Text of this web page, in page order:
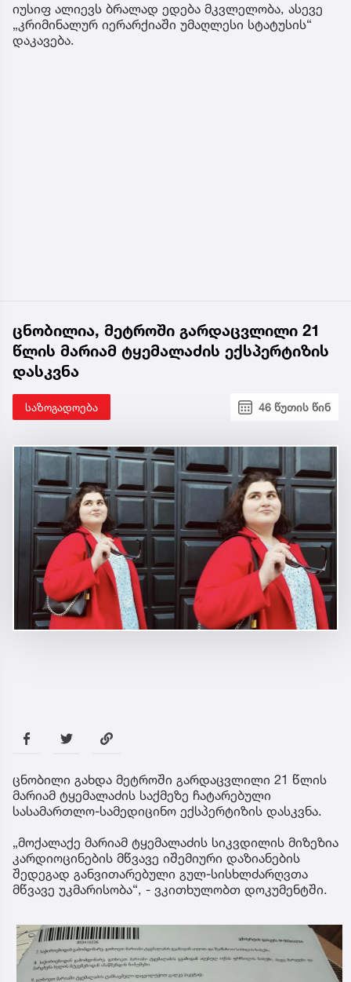
იუსიფ ალიევს ბრალად ედება მკვლელობა, ასევე
„კრიმინალურ იერარქიაში უმაღლესი სტატუსის“
დაკავება.
ცნობილია, მეტროში გარდაცვლილი 21
წლის მარიამ ტყემალაძის ექსპერტიზის
დასკვნა
საზოგადოება 46 წუთის წინ
ცნობილი გახდა მეტროში გარდაცვლილი 21 წლის
მარიამ ტყემალაძის საქმეზე ჩატარებული
სასამართლო-სამედიცინო ექსპერტიზის დასკვნა.
„მოქალაქე მარიამ ტყემალაძის სიკვდილის მიზეზია
კარდიოცინების მწვავე იშემიური დაზიანების
შედეგად განვითარებული გულ-სისხლძარღვთა
მწვავე უკმარისობა“, - ვკითხულობთ დოკუმენტში.